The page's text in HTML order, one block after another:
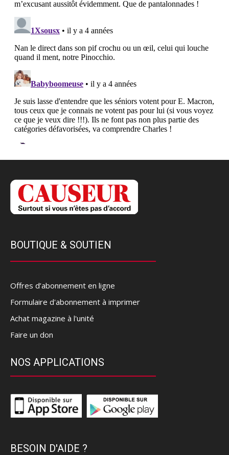
BOUTIQUE & SOUTIEN
Offres d’abonnement en ligne
Formulaire d'abonnement à imprimer
Achat magazine à l'unité
Faire un don
NOS APPLICATIONS
BESOIN D'AIDE ?